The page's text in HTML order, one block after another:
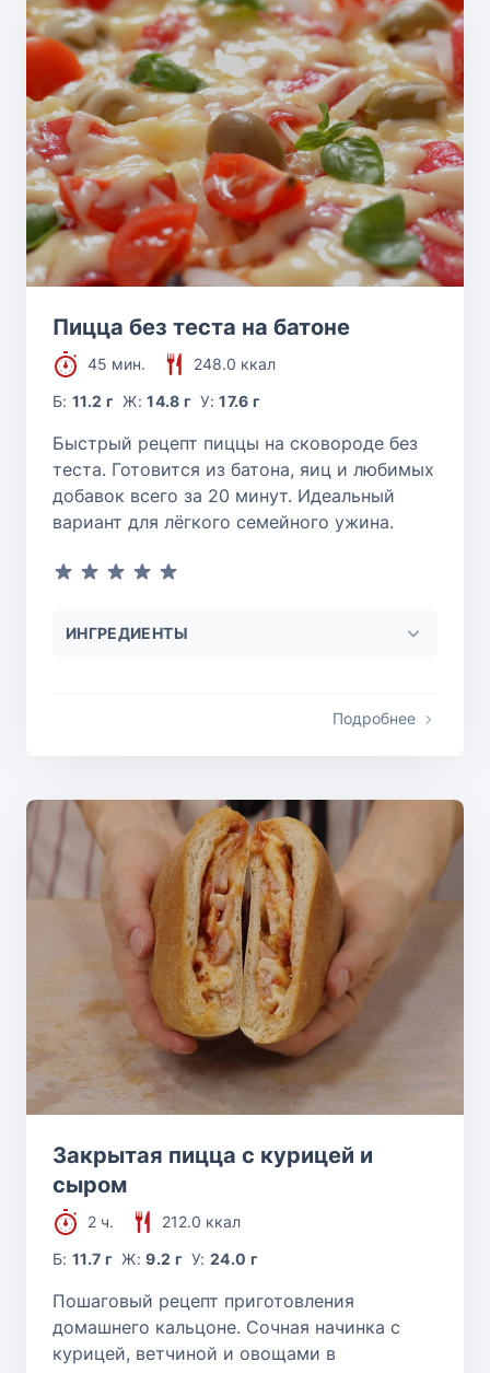
Пицца без теста на батоне
45 мин.
248.0 ккал
Б:11.2 г Ж:14.8 г У:17.6 г
Быстрый рецепт пиццы на сковороде без
теста. Готовится из батона, яиц и любимых
добавок всего за 20 минут. Идеальный
вариант для лёгкого семейного ужина.
ИНГРЕДИЕНТЫ
Подробнее
Закрытая пицца с курицей и
сыром
2 ч.
212.0 ккал
Б:11.7 г Ж:9.2 г У:24.0 г
Пошаговый рецепт приготовления
домашнего кальцоне. Сочная начинка с
курицей, ветчиной и овощами в